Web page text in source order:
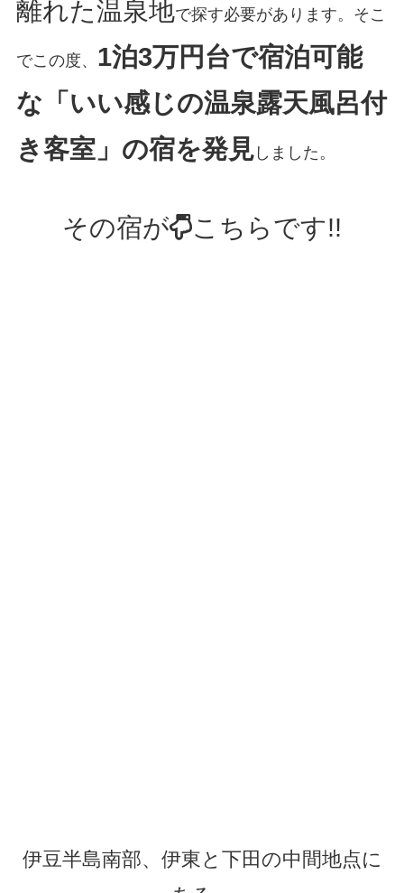
離れた温泉地で探す必要があります。そこ
でこの度、 1泊3万円台で宿泊可能
な「いい感じの温泉露天風呂付
き客室」の宿を発見しました。
その宿が こちらです!!
伊豆半島南部、伊東と下田の中間地点に